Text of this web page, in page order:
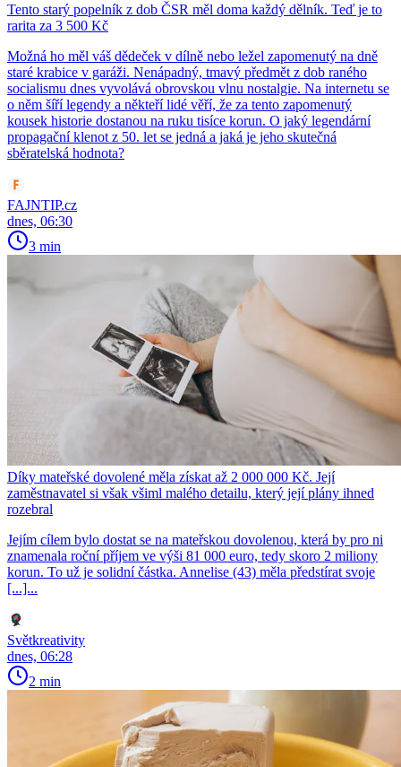
Tento starý popelník z dob ČSR měl doma každý dělník. Teď je to
rarita za 3 500 Kč
Možná ho měl váš dědeček v dílně nebo ležel zapomenutý na dně
staré krabice v garáži. Nenápadný, tmavý předmět z dob raného
socialismu dnes vyvolává obrovskou vlnu nostalgie. Na internetu se
o něm šíří legendy a někteří lidé věří, že za tento zapomenutý
kousek historie dostanou na ruku tisíce korun. O jaký legendární
propagační klenot z 50. let se jedná a jaká je jeho skutečná
sběratelská hodnota?
FAJNTIP.cz
dnes, 06:30
3 min
Díky mateřské dovolené měla získat až 2 000 000 Kč. Její
zaměstnavatel si však všiml malého detailu, který její plány ihned
rozebral
Jejím cílem bylo dostat se na mateřskou dovolenou, která by pro ni
znamenala roční příjem ve výši 81 000 euro, tedy skoro 2 miliony
korun. To už je solidní částka. Annelise (43) měla předstírat svoje
[...]...
Světkreativity
dnes, 06:28
2 min